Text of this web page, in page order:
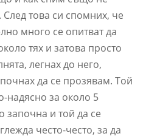
това си спомних, че
много се опитват да
тях и затова просто
легнах до него,
да се прозявам. Той
надясно за около 5
започна и той да се
често-често, за да